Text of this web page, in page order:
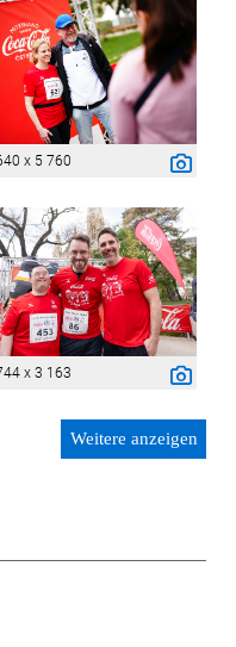
x 5 760
x 3 163
Weitere anzeigen